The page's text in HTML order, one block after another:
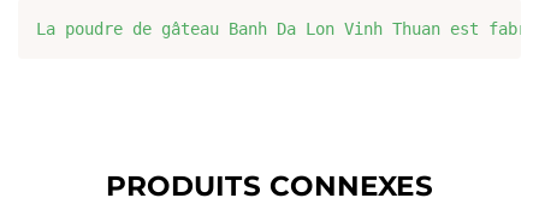
La poudre de gâteau Banh Da Lon Vinh Thuan
PRODUITS CONNEXES